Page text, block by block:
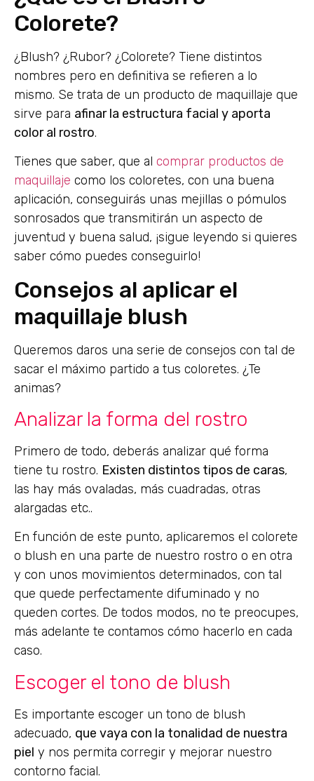
Colorete?
¿Blush? ¿Rubor? ¿Colorete? Tiene distintos
nombres pero en definitiva se refieren a lo
mismo. Se trata de un producto de maquillaje que
sirve para afinar la estructura facial y aporta
color al rostro.
Tienes que saber, que al comprar productos de
maquillaje como los coloretes, con una buena
aplicación, conseguirás unas mejillas o pómulos
sonrosados que transmitirán un aspecto de
juventud y buena salud, ¡sigue leyendo si quieres
saber cómo puedes conseguirlo!
Consejos al aplicar el
maquillaje blush
Queremos daros una serie de consejos con tal de
sacar el máximo partido a tus coloretes. ¿Te
animas?
Analizar la forma del rostro
Primero de todo, deberás analizar qué forma
tiene tu rostro. Existen distintos tipos de caras,
las hay más ovaladas, más cuadradas, otras
alargadas etc..
En función de este punto, aplicaremos el colorete
o blush en una parte de nuestro rostro o en otra
y con unos movimientos determinados, con tal
que quede perfectamente difuminado y no
queden cortes. De todos modos, no te preocupes,
más adelante te contamos cómo hacerlo en cada
caso.
Escoger el tono de blush
Es importante escoger un tono de blush
adecuado, que vaya con la tonalidad de nuestra
piel y nos permita corregir y mejorar nuestro
contorno facial.